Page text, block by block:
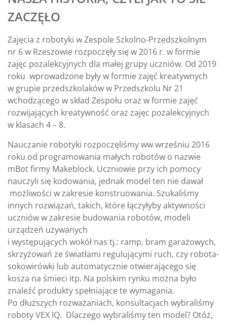
ZACZĘŁO
Zajęcia z robotyki w Zespole Szkolno-Przedszkolnym
nr 6 w Rzeszowie rozpoczęły się w 2016 r. w formie
zajęc pozalekcyjnych dla małej grupy uczniów. Od 2019
roku wprowadzone były w formie zajęć kreatywnych
w grupie przedszkolaków w Przedszkolu Nr 21
wchodzącego w skład Zespołu oraz w formie zajęć
rozwijających kreatywność oraz zajęc pozalekcyjnych
w klasach 4 – 8.
Nauczanie robotyki rozpoczęliśmy ww wrześniu 2016
roku od programowania małych robotów o nazwie
mBot firmy Makeblock. Uczniowie przy ich pomocy
nauczyli się kodowania, jednak model ten nie dawał
możliwości w zakresie konstruowania. Szukaliśmy
innych rozwiązań, takich, które łączyłyby aktywności
uczniów w zakresie budowania robotów, modeli
urządzeń używanych
i występujących wokół nas tj.: ramp, bram garażowych,
skrzyżowań ze światłami regulującymi ruch, czy robota-
sokowirówki lub automatycznie otwierającego się
kosza na śmieci itp. Na polskim rynku można było
znaleźć produkty spełniające te wymagania.
Po dłuższych rozważaniach, konsultacjach wybraliśmy
roboty VEX IQ. Dlaczego wybraliśmy ten model? Otóż,